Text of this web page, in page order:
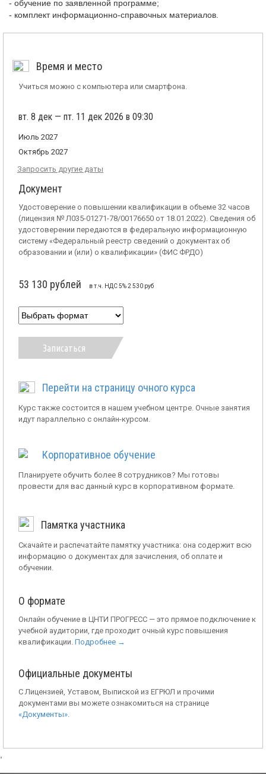
- обучение по заявленной программе;
- комплект информационно-справочных материалов.
Время и место
Учиться можно с компьютера или смартфона.
вт. 8 дек — пт. 11 дек 2026 в 09:30
Июль 2027
Октябрь 2027
Запросить другие даты
Документ
Удостоверение о повышении квалификации в объеме 32 часов
(лицензия № Л035-01271-78/00176650 от 18.01.2022). Сведения об
удостоверении передаются в федеральную информационную
систему «Федеральный реестр сведений о документах об
образовании и (или) о квалификации» (ФИС ФРДО)
53 130 рублей в т.ч. НДС 5% 2 530 руб
Записаться
Перейти на страницу очного курса
Курс также состоится в нашем учебном центре. Очные занятия
идут параллельно с онлайн-курсом.
Корпоративное обучение
Планируете обучить более 8 сотрудников? Мы готовы
провести для вас данный курс в корпоративном формате.
Памятка участника
Скачайте и распечатайте памятку участника: она содержит всю
информацию о документах для зачисления, об оплате и
обучении.
О формате
Онлайн обучение в ЦНТИ ПРОГРЕСС — это прямое подключение к
учебной аудитории, где проходит очный курс повышения
квалификации. Подробнее →
Официальные документы
С Лицензией, Уставом, Выпиской из ЕГРЮЛ и прочими
документами вы можете ознакомиться на странице
«Документы».